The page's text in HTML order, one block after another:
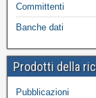
Committenti
Banche dati
Prodotti della
Pubblicazioni